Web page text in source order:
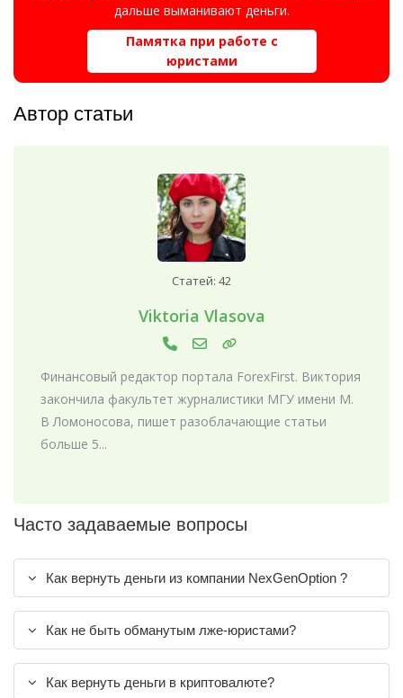
дальше выманивают деньги.
Памятка при работе с
юристами
Автор статьи
Статей: 42
Viktoria Vlasova
Финансовый редактор портала ForexFirst. Виктория
закончила факультет журналистики МГУ имени М.
В Ломоносова, пишет разоблачающие статьи
больше 5...
Часто задаваемые вопросы
Как вернуть деньги из компании NexGenOption ?
Как не быть обманутым лже-юристами?
Как вернуть деньги в криптовалюте?